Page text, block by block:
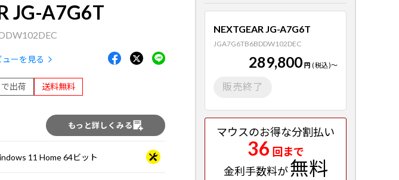
JG-A7G6T
ューを見る
出荷 送料無料
もっと詳しくみる
11 Home 64ビット
NEXTGEAR JG-A7G6T
JGA7G6TB6BDDW102DEC
289,800 円 (税込)～
販売終了
マウスのお得な分割払い
36 回まで
金利手数料が無料